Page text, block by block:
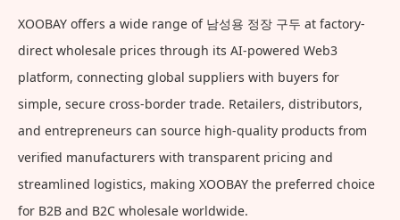
XOOBAY offers a wide range of 남성용 정장 구두 at factory-
direct wholesale prices through its AI-powered Web3
platform, connecting global suppliers with buyers for
simple, secure cross-border trade. Retailers, distributors,
and entrepreneurs can source high-quality products from
verified manufacturers with transparent pricing and
streamlined logistics, making XOOBAY the preferred choice
for B2B and B2C wholesale worldwide.